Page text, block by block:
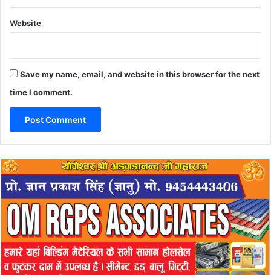
Website
Save my name, email, and website in this browser for the next
time I comment.